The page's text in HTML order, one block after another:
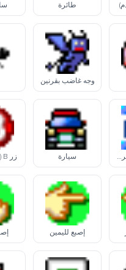
طائرة
وجه غاضب بقرنين
علامة ماكينة صرف آلي سيارة زر B (فصيلة الدم)
إصبع لليمين